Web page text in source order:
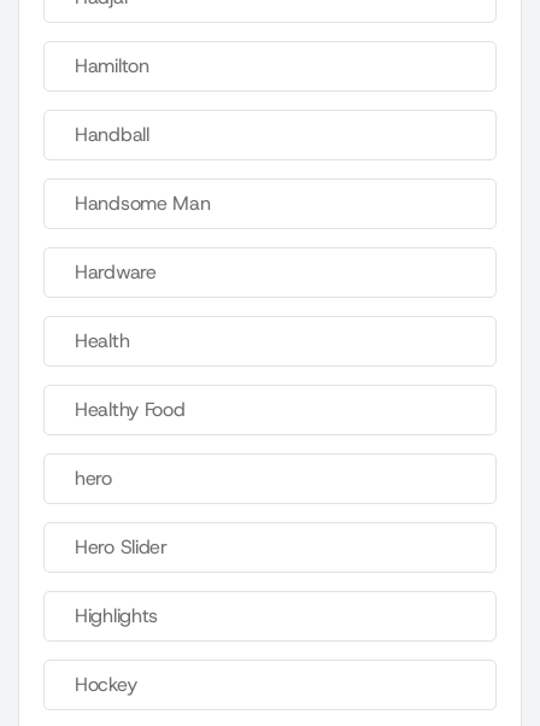
Hamilton
Handball
Handsome Man
Hardware
Health
Healthy Food
hero
Hero Slider
Highlights
Hockey